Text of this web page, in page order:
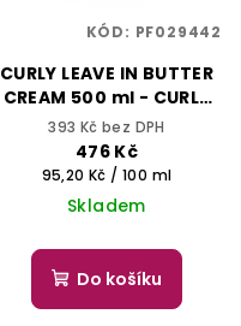
CURLY LEAVE IN BUTTER
CREAM 500 ml - CURLS
YELLOW PROFESSIONAL
393 Kč bez DPH
476 Kč
Měrná
cena:
95,20 Kč / 100 ml
Skladem
Do košíku
KÓD: PF029442